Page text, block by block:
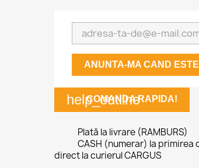
ANUNTA-MA CAND
help_outline
COMANDA RAPIDA!
Plată la livrare (RAMBURS)
CASH (numerar) la primirea
direct la curierul CARGUS